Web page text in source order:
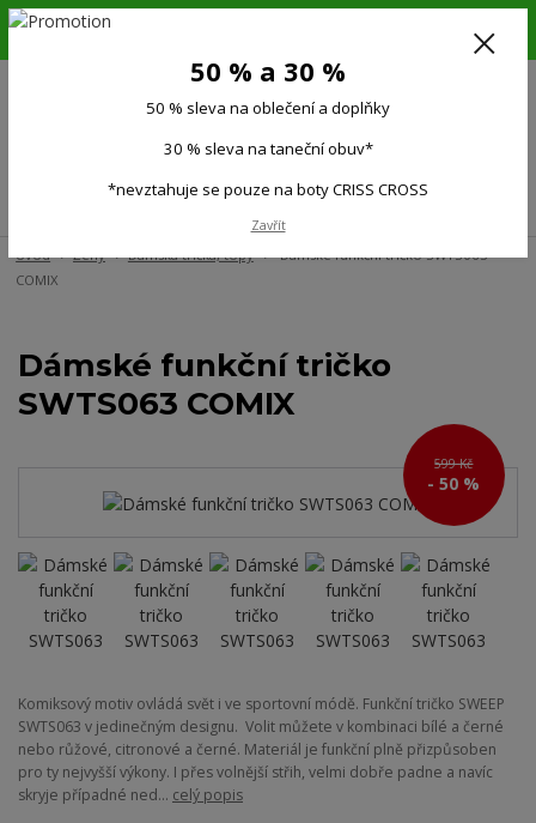
6.-16.8.26. DOVOLENÁ !!! 50 % SLEVA na všechno oblečení a doplňky !!!
(Po-Pá 9:00-15.00)
Úvod Ženy Dámská trička, topy
Dámské funkční tričko SWTS063
COMIX
Dámské funkční tričko
SWTS063 COMIX
599 Kč
- 50 %
Komiksový motiv ovládá svět i ve sportovní módě. Funkční tričko SWEEP
SWTS063 v jedinečným designu. Volit můžete v kombinaci bílé a černé
nebo růžové, citronové a černé. Materiál je funkční plně přizpůsoben
pro ty nejvyšší výkony. I přes volnější střih, velmi dobře padne a navíc
skryje případné ned... celý popis
50 % a 30 %
50 % sleva na oblečení a doplňky
30 % sleva na taneční obuv*
*nevztahuje se pouze na boty CRISS CROSS
Zavřít